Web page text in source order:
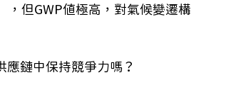
但GWP值極高，對氣候變遷構
鏈中保持競爭力嗎？